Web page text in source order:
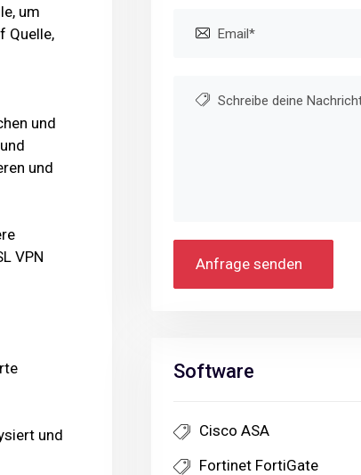
um
Quelle,
und
und
VPN
und
Anfrage senden
Software
Cisco ASA
Fortinet FortiGate